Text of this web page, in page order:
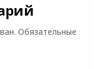
Обязательные